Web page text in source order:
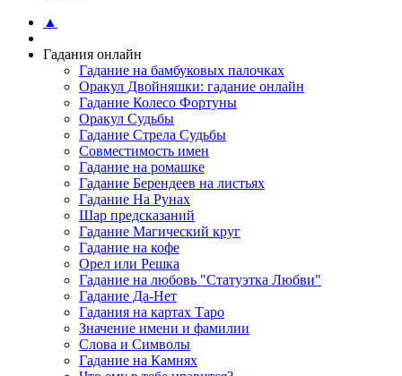
▲
Гадания онлайн
Гадание на бамбуковых палочках
Оракул Двойняшки: гадание онлайн
Гадание Колесо Фортуны
Оракул Судьбы
Гадание Стрела Судьбы
Совместимость имен
Гадание на ромашке
Гадание Берендеев на листьях
Гадание На Рунах
Шар предсказаний
Гадание Магический круг
Гадание на кофе
Орел или Решка
Гадание на любовь "Статуэтка Любви"
Гадание Да-Нет
Гадания на картах Таро
Значение имени и фамилии
Слова и Символы
Гадание на Камнях